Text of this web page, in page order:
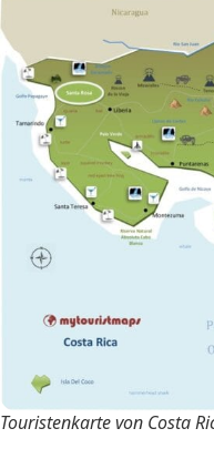
Touristenkarte von Costa